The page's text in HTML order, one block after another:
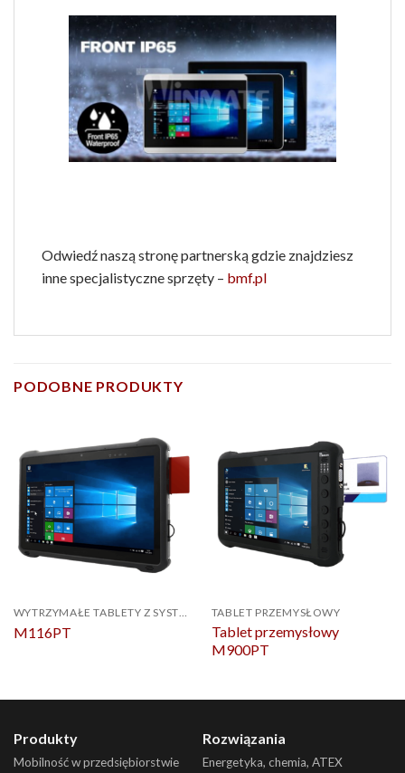
Odwiedź naszą stronę partnerską gdzie znajdziesz
inne specjalistyczne sprzęty – bmf.pl
PODOBNE PRODUKTY
WYTRZYMAŁE TABLETY Z SYSTEMEM WINDOWS
M116PT
TABLET PRZEMYSŁOWY
Tablet przemysłowy
M900PT
Produkty
Mobilność w przedsiębiorstwie
Rozwiązania
Energetyka, chemia, ATEX